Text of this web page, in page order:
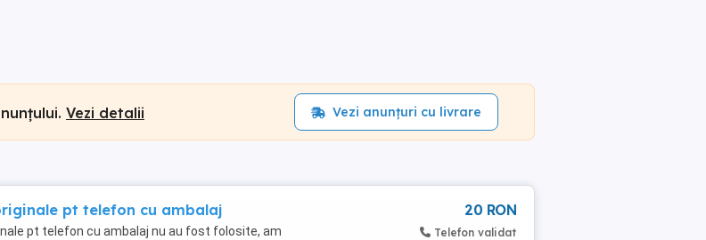
Vezi detalii Vezi anunțuri cu livrare
pt telefon cu ambalaj
pt telefon cu ambalaj nu au fost folosite, am
20 RON
Telefon validat